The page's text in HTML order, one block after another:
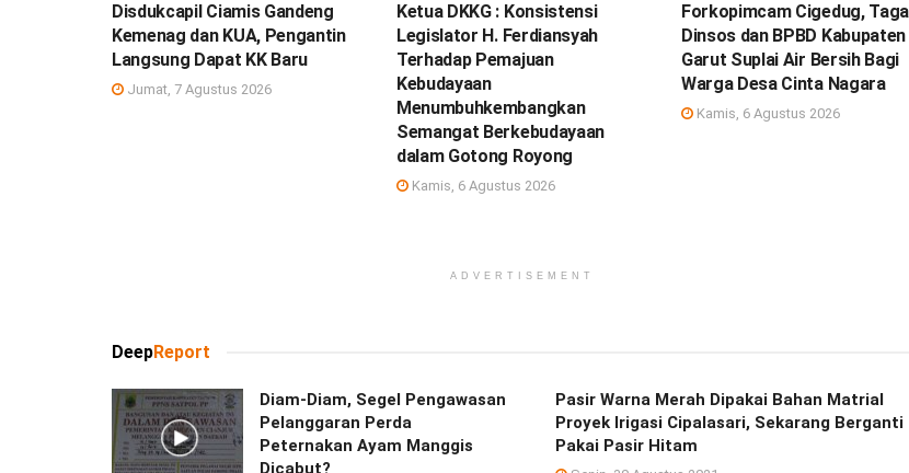
Disdukcapil Ciamis Gandeng
Kemenag dan KUA, Pengantin
Langsung Dapat KK Baru
Jumat, 7 Agustus 2026
Ketua DKKG : Konsistensi
Legislator H. Ferdiansyah
Terhadap Pemajuan
Kebudayaan
Menumbuhkembangkan
Semangat Berkebudayaan
dalam Gotong Royong
Kamis, 6 Agustus 2026
Forkopimcam Cigedug,
Dinsos dan BPBD Kabupaten
Garut Suplai Air Bersih Bagi
Warga Desa Cinta Nagara
Kamis, 6 Agustus 2026
ADVERTISEMENT
DeepReport
Diam-Diam, Segel Pengawasan
Pelanggaran Perda
Peternakan Ayam Manggis
Dicabut?
Pasir Warna Merah Dipakai Bahan Matrial
Proyek Irigasi Cipalasari, Sekarang Berganti
Pakai Pasir Hitam